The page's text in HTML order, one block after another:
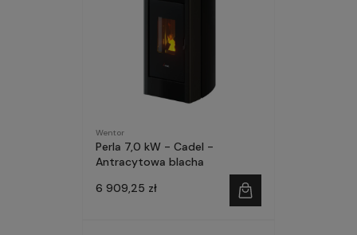
Wentor
Perla 7,0 kW - Cadel -
Antracytowa blacha
6 909,25 zł